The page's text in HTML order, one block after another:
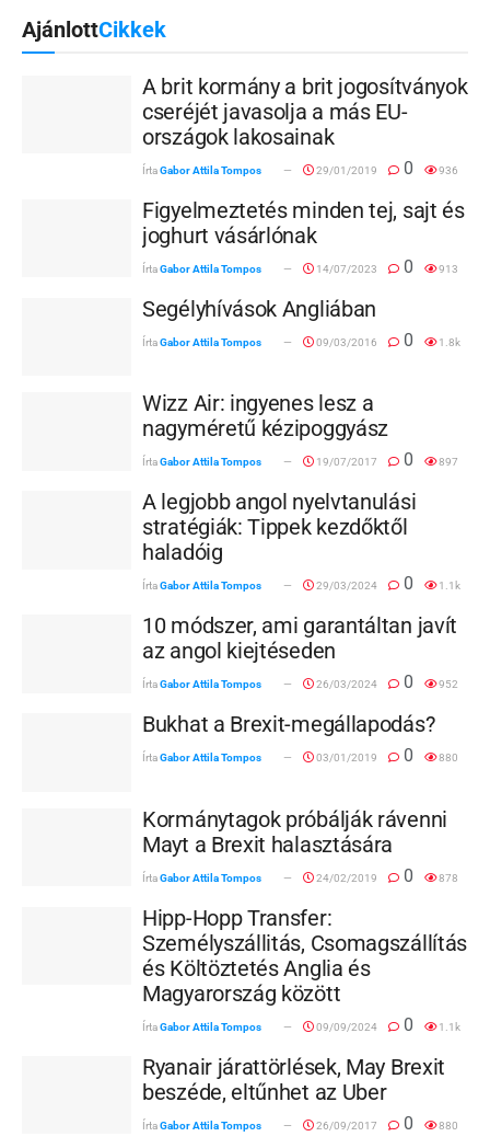
AjánlottCikkek
A brit kormány a brit jogosítványok
cseréjét javasolja a más EU-
országok lakosainak
ÍrtaGabor Attila Tompos 29/01/2019 0 936
Figyelmeztetés minden tej, sajt és
joghurt vásárlónak
ÍrtaGabor Attila Tompos 14/07/2023 0 913
Segélyhívások Angliában
ÍrtaGabor Attila Tompos 09/03/2016 0 1.8k
Wizz Air: ingyenes lesz a
nagyméretű kézipoggyász
ÍrtaGabor Attila Tompos 19/07/2017 0 897
A legjobb angol nyelvtanulási
stratégiák: Tippek kezdőktől
haladóig
ÍrtaGabor Attila Tompos 29/03/2024 0 1.1k
10 módszer, ami garantáltan javít
az angol kiejtéseden
ÍrtaGabor Attila Tompos 26/03/2024 0 952
Bukhat a Brexit-megállapodás?
ÍrtaGabor Attila Tompos 03/01/2019 0 880
Kormánytagok próbálják rávenni
Mayt a Brexit halasztására
ÍrtaGabor Attila Tompos 24/02/2019 0 878
Hipp-Hopp Transfer:
Személyszállitás, Csomagszállítás
és Költöztetés Anglia és
Magyarország között
ÍrtaGabor Attila Tompos 09/09/2024 0 1.1k
Ryanair járattörlések, May Brexit
beszéde, eltűnhet az Uber
ÍrtaGabor Attila Tompos 26/09/2017 0 880